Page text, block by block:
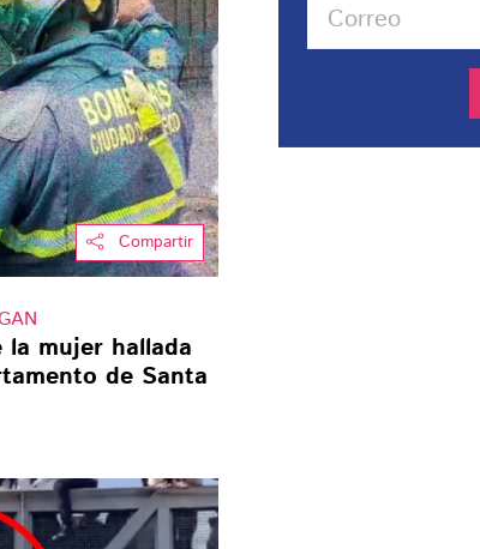
Compartir
la mujer hallada
de Santa